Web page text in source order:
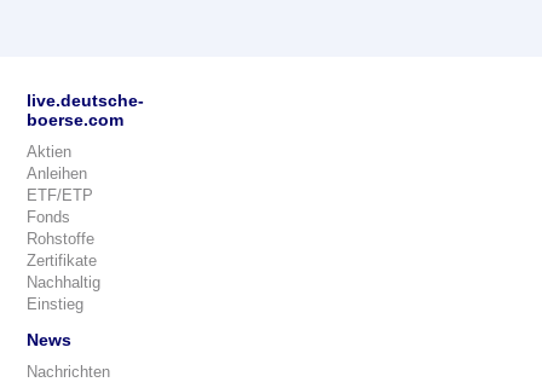
live.deutsche-
boerse.com
Aktien
Anleihen
ETF/ETP
Fonds
Rohstoffe
Zertifikate
Nachhaltig
Einstieg
News
Nachrichten